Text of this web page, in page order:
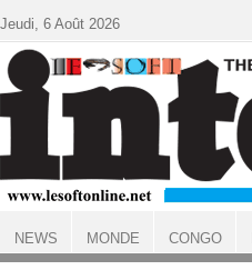
ACCUEIL
Jeudi, 6 Août 2026
NEWS MONDE CONGO